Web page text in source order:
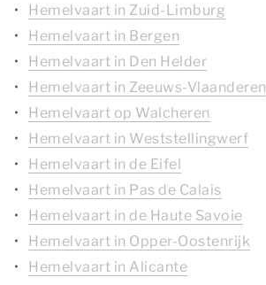
Hemelvaart in Zuid-Limburg
Hemelvaart in Bergen
Hemelvaart in Den Helder
Hemelvaart in Zeeuws-Vlaanderen
Hemelvaart op Walcheren
Hemelvaart in Weststellingwerf
Hemelvaart in de Eifel
Hemelvaart in Pas de Calais
Hemelvaart in de Haute Savoie
Hemelvaart in Opper-Oostenrijk
Hemelvaart in Alicante